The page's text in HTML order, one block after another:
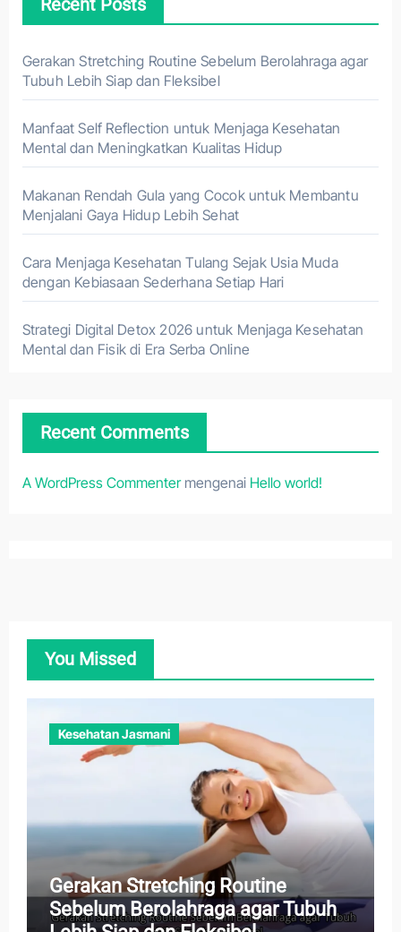
Recent Posts
Gerakan Stretching Routine Sebelum Berolahraga agar
Tubuh Lebih Siap dan Fleksibel
Manfaat Self Reflection untuk Menjaga Kesehatan
Mental dan Meningkatkan Kualitas Hidup
Makanan Rendah Gula yang Cocok untuk Membantu
Menjalani Gaya Hidup Lebih Sehat
Cara Menjaga Kesehatan Tulang Sejak Usia Muda
dengan Kebiasaan Sederhana Setiap Hari
Strategi Digital Detox 2026 untuk Menjaga Kesehatan
Mental dan Fisik di Era Serba Online
Recent Comments
A WordPress Commentermengenai Hello world!
You Missed
Kesehatan Jasmani
Gerakan Stretching Routine
Sebelum Berolahraga agar Tubuh